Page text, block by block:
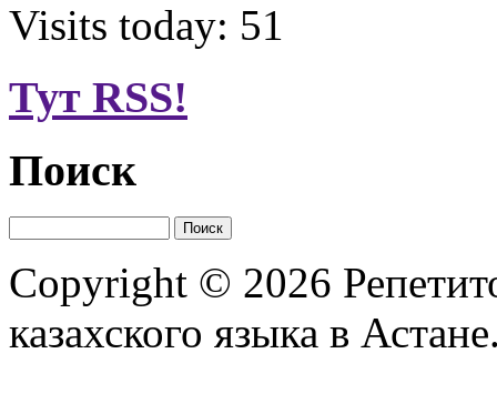
Visits today: 51
Тут RSS!
Поиск
Copyright © 2026
казахского языка в Астане